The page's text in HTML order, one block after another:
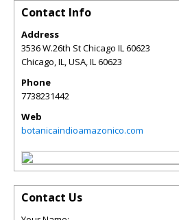
Contact Info
Address
3536 W.26th St Chicago IL 60623
Chicago, IL, USA,IL60623
Phone
7738231442
Web
botanicaindioamazonico.com
Contact Us